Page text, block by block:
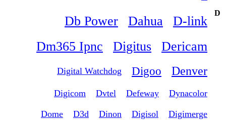
D
D-link
Dahua
Db Power
Dericam
Digitus
Dm365 Ipnc
Denver
Digoo
Digital Watchdog
Dynacolor
Defeway
Dvtel
Digicom
Digimerge
Digisol
Dinon
D3d
Dome